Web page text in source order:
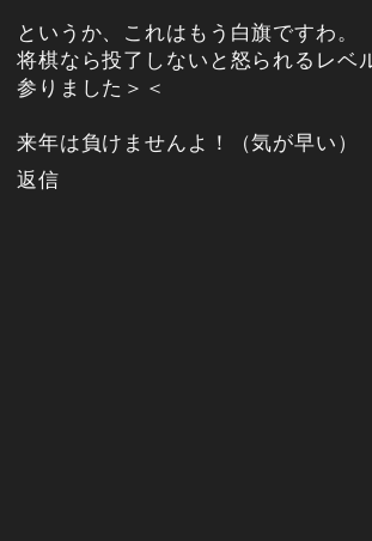
というか、これはもう白旗ですわ。
将棋なら投了しないと怒られるレ
参りました＞＜
来年は負けませんよ！（気が早い）
返信